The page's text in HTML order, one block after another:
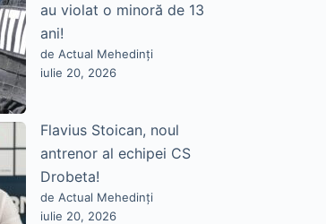
au violat o minoră de 13
ani!
de Actual Mehedinți
iulie 20, 2026
Flavius Stoican, noul
antrenor al echipei CS
Drobeta!
de Actual Mehedinți
iulie 20, 2026